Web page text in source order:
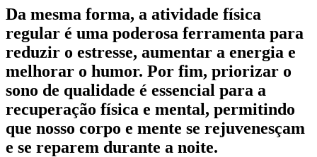
Da mesma forma, a atividade física
regular é uma poderosa ferramenta para
reduzir o estresse, aumentar a energia e
melhorar o humor. Por fim, priorizar o
sono de qualidade é essencial para a
recuperação física e mental, permitindo
que nosso corpo e mente se rejuvenesçam
e se reparem durante a noite.